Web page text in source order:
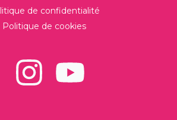
de confidentialité
Politique de cookies